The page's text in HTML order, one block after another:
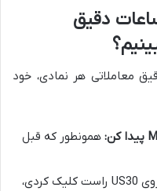
دقیق
معاملاتی هر نمادی، خود
همونطور که قبل
وقتی روی US30 راست کلیک کردی،